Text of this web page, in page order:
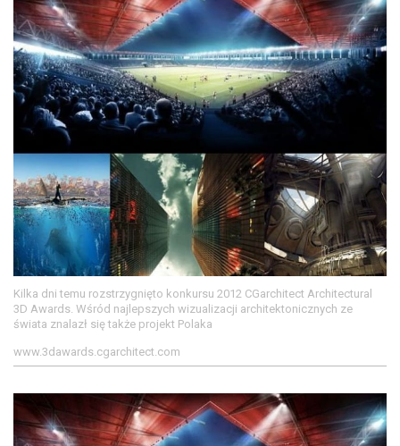
Kilka dni temu rozstrzygnięto konkursu 2012 CGarchitect Architectural
3D Awards. Wśród najlepszych wizualizacji architektonicznych ze
świata znalazł się także projekt Polaka
www.3dawards.cgarchitect.com